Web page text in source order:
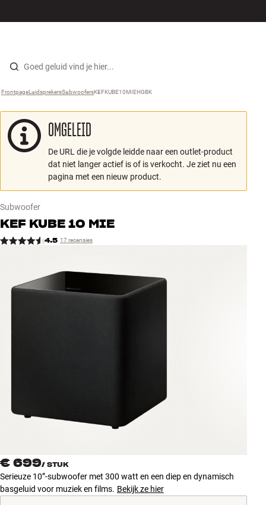
Skip to content
Luidsprekers
Koptelefoons
Surround
Tv
Systeem
Kabels
Accessoires
Klantenservice
Bouw met geluid
Frontpage ›
Luidsprekers ›
Subwoofers ›
KEFKUBE10MIEHGBK
OMGELEID
De URL die je volgde leidde naar een outlet-product
dat niet langer actief is of is verkocht. Je ziet nu een
pagina met een nieuw product.
Subwoofer
KEF KUBE 10 MIE
4.5 17 recensies
€ 699/ STUK
Serieuze 10”-subwoofer met 300 watt en een diep en dynamisch
basgeluid voor muziek en films. Bekijk ze hier